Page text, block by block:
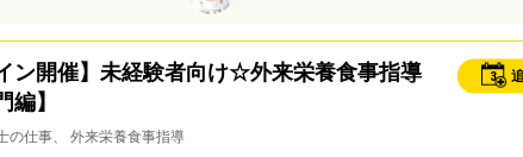
ン開催】未経験者向け☆外来栄養食事指導
編】
の仕事 外来栄養食事指導
3